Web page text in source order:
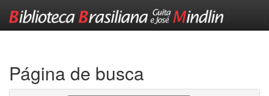
Página de busca